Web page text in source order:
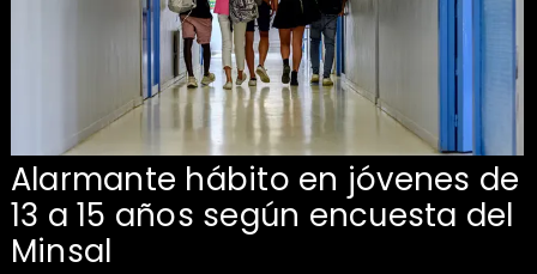
Alarmante hábito en jóvenes de
13 a 15 años según encuesta del
Minsal